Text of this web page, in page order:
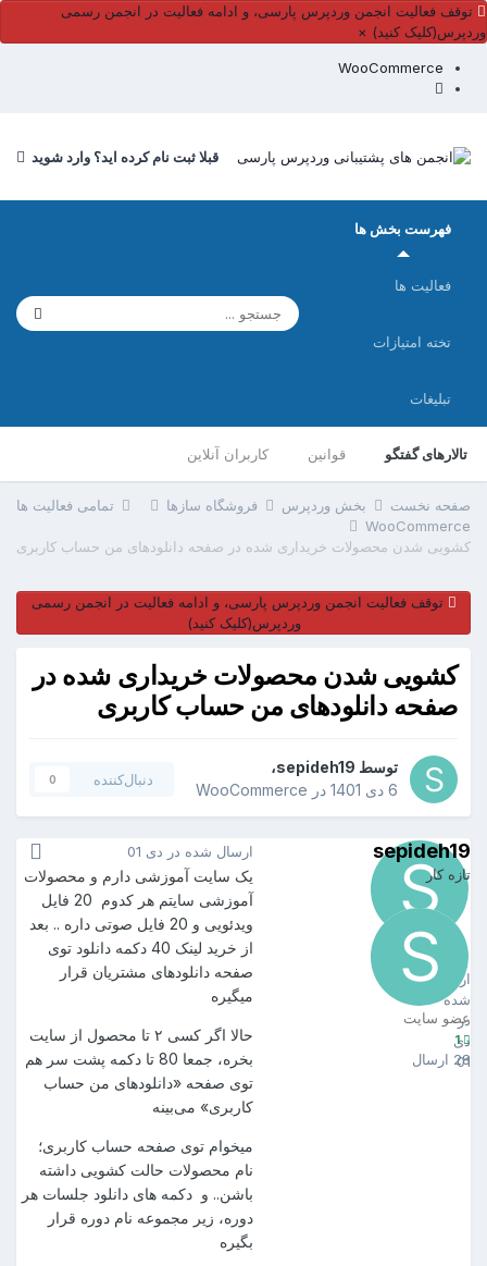
توقف فعالیت انجمن وردپرس پارسی، و ادامه فعالیت در انجمن رسمی
وردپرس(کلیک کنید) ×
WooCommerce
قبلا ثبت نام کرده اید؟ وارد شوید
فهرست بخش ها
تالارهای گفتگو قوانین کاربران آنلاین
فعالیت ها
تخته امتیازات
تبلیغات
تمامی فعالیت ها صفحه نخست بخش وردپرس
فروشگاه سازها
WooCommerce
کشویی شدن محصولات خریداری شده در صفحه دانلودهای من حساب کاربری
توقف فعالیت انجمن وردپرس پارسی، و ادامه فعالیت در انجمن رسمی
وردپرس(کلیک کنید)
کشویی شدن محصولات خریداری شده در
صفحه دانلودهای من حساب کاربری
توسط sepideh19،
6 دی 1401
در WooCommerce
دنبال‌کننده 0
sepideh19
ارسال
شده
در
دی
01
sepideh19
تازه کار
عضو سایت
1
28 ارسال
ارسال شده در دی 01
یک سایت آموزشی دارم و محصولات
آموزشی سایتم هر کدوم 20 فایل
ویدئویی و 20 فایل صوتی داره .. بعد
از خرید لینک 40 دکمه دانلود توی
صفحه دانلودهای مشتریان قرار
میگیره
حالا اگر کسی ۲ تا محصول از سایت
بخره، جمعا 80 تا دکمه پشت سر هم
توی صفحه «دانلودهای من حساب
کاربری» می‌بینه
میخوام توی صفحه حساب کاربری؛
نام محصولات حالت کشویی داشته
باشن.. و دکمه های دانلود جلسات هر
دوره، زیر مجموعه نام دوره قرار
بگیره